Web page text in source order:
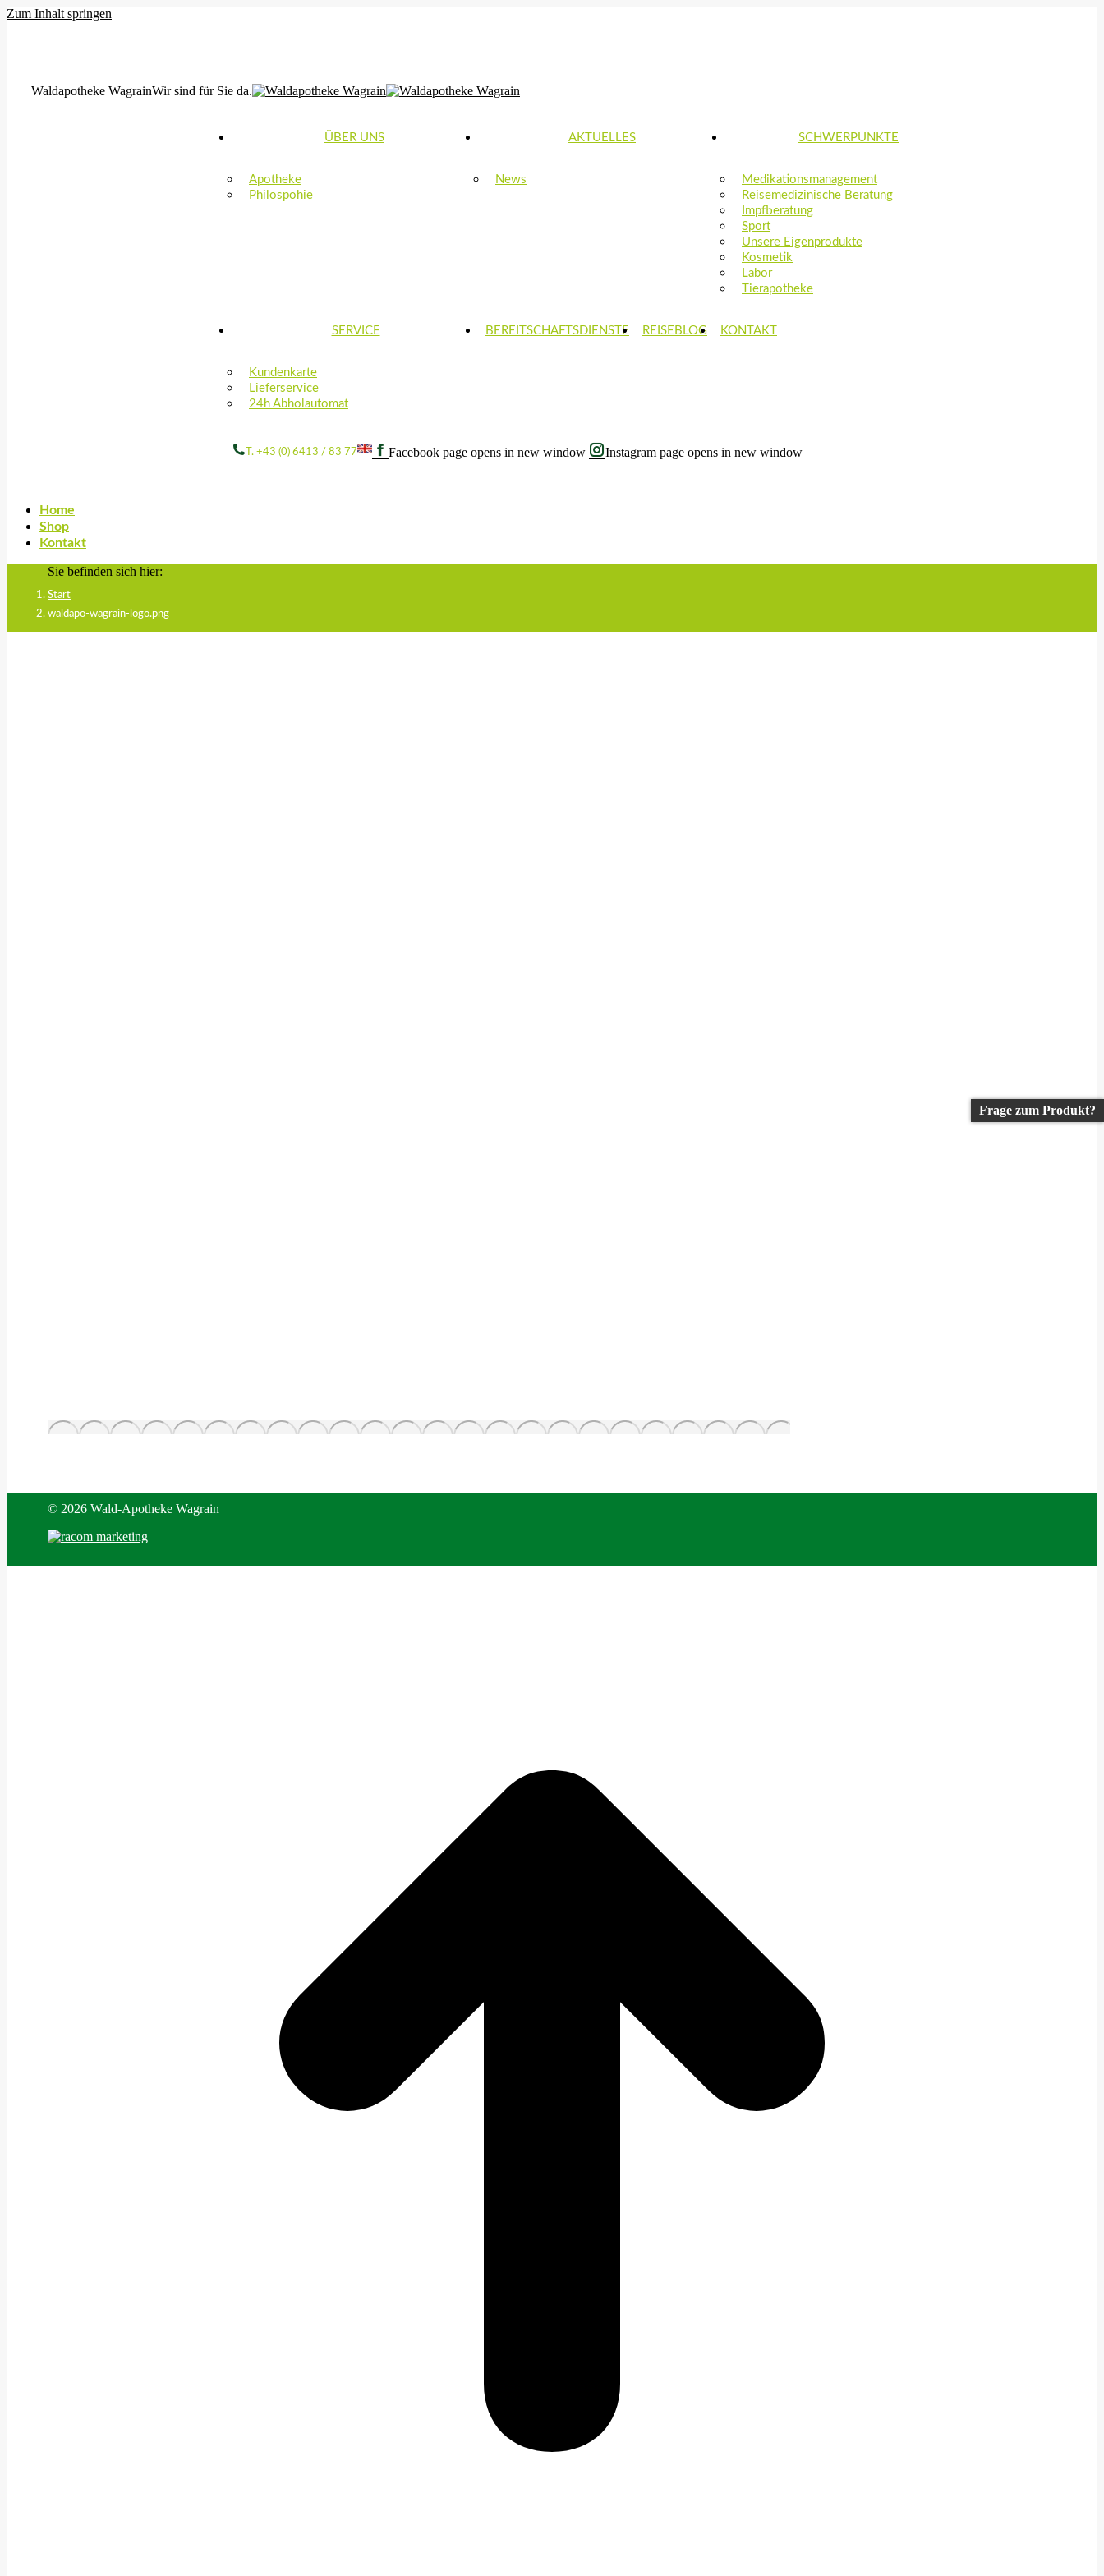
Zum Inhalt springen
Waldapotheke WagrainWir sind für Sie da.
ÜBER UNS
Apotheke
Philospohie
AKTUELLES
News
SCHWERPUNKTE
Medikationsmanagement
Reisemedizinische Beratung
Impfberatung
Sport
Unsere Eigenprodukte
Kosmetik
Labor
Tierapotheke
SERVICE
Kundenkarte
Lieferservice
24h Abholautomat
BEREITSCHAFTSDIENSTE REISEBLOG KONTAKT
T. +43 (0) 6413 / 83 77 Facebook page opens in new window Instagram page opens in new window
Home
Shop
Kontakt
Sie befinden sich hier:
Start
waldapo-wagrain-logo.png
© 2026 Wald-Apotheke Wagrain
Frage zum Produkt?